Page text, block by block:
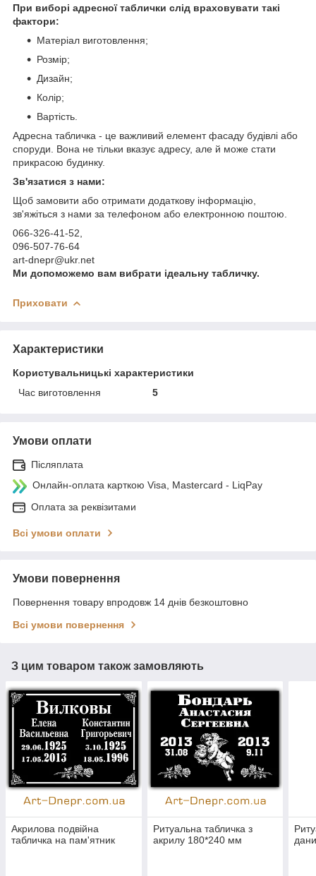
При виборі адресної таблички слід враховувати такі
фактори:
Матеріал виготовлення;
Розмір;
Дизайн;
Колір;
Вартість.
Адресна табличка - це важливий елемент фасаду будівлі або
споруди. Вона не тільки вказує адресу, але й може стати
прикрасою будинку.
Зв'язатися з нами:
Щоб замовити або отримати додаткову інформацію,
зв'яжіться з нами за телефоном або електронною поштою.
066-326-41-52,
096-507-76-64
art-dnepr@ukr.net
Ми допоможемо вам вибрати ідеальну табличку.
Приховати
Характеристики
Користувальницькі характеристики
Час виготовлення
5
Умови оплати
Післяплата
Онлайн-оплата карткою Visa, Mastercard - LiqPay
Оплата за реквізитами
Всі умови оплати
Умови повернення
Повернення товару впродовж 14 днів безкоштовно
Всі умови повернення
З цим товаром також замовляють
Акрилова подвійна
табличка на пам'ятник
Ритуальна табличка з
акрилу 180*240 мм